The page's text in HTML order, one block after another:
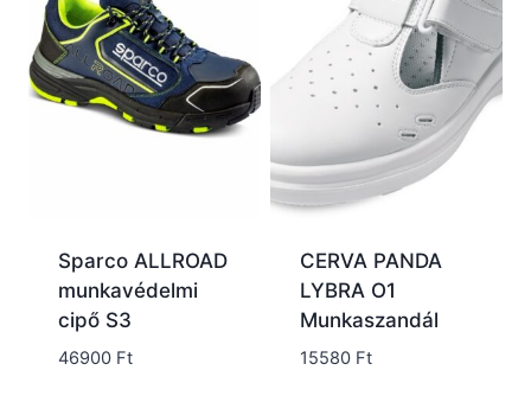
Sparco ALLROAD
munkavédelmi
cipő S3
46900 Ft
CERVA PANDA
LYBRA O1
Munkaszandál
15580 Ft